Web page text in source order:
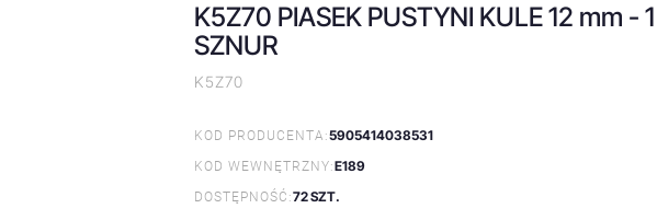
K5Z70 PIASEK PUSTYNI KULE 12 mm - 1
SZNUR
K5Z70
KOD PRODUCENTA:5905414038531
KOD WEWNĘTRZNY:E189
DOSTĘPNOŚĆ:72 SZT.